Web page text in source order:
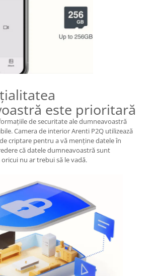
este prioritară
de securitate ale dumneavoastră
Camera de interior Arenti P2Q utilizează
criptare pentru a vă menține datele în
că datele dumneavoastră sunt
nu ar trebui să le vadă.